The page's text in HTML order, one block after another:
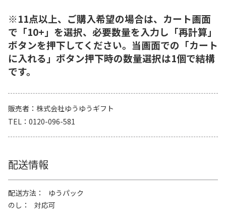
※11点以上、ご購入希望の場合は、カート画面
で「10+」を選択、必要数量を入力し「再計算」
ボタンを押下してください。当画面での「カート
に入れる」ボタン押下時の数量選択は1個で結構
です。
販売者
株式会社ゆうゆうギフト
TEL
0120-096-581
配送情報
配送方法
ゆうパック
のし
対応可